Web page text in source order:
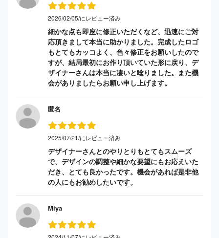
2026/02/05/にレビュー済み
細かな点も即座に修正いただくなど、迅速にご対
応頂きまして本当に助かりました。完成したロゴ
もとてもカッコよく、色々修正をお願いしたので
すが、結局最初にお作り頂いていた形に戻り、デ
ザイナーさんは本当に凄いと唸りました。また機
会がありましたらお願い申し上げます。
匿名
2025/07/21/にレビュー済み
デザイナーさんとのやりとりもとてもスムーズ
で、デザインの調整や細かな要望にもお応えいた
だき、とても良かったです。機会があれば是非他
の人にもお勧めしたいです。
Miya